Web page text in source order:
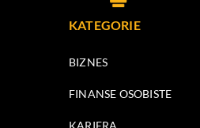
KATEGORIE
BIZNES
FINANSE OSOBISTE
KARIERA